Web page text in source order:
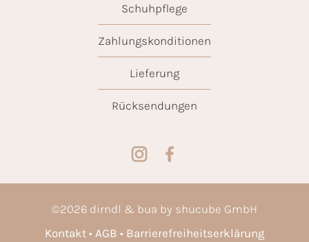
Schuhpflege
Zahlungskonditionen
Lieferung
Rücksendungen
©2026 dirndl & bua by shucube GmbH
Kontakt
AGB
Barrierefreiheitserklärung